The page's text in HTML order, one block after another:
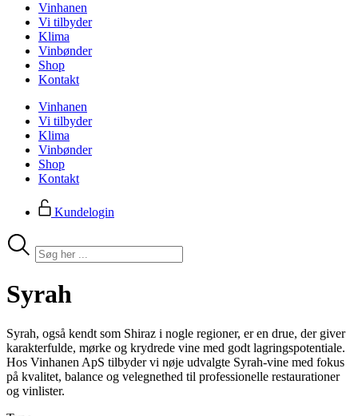
Vinhanen
Vi tilbyder
Klima
Vinbønder
Shop
Kontakt
Vinhanen
Vi tilbyder
Klima
Vinbønder
Shop
Kontakt
Kundelogin
Search
...
Syrah
Syrah, også kendt som Shiraz i nogle regioner, er en drue, der giver
karakterfulde, mørke og krydrede vine med godt lagringspotentiale.
Hos Vinhanen ApS tilbyder vi nøje udvalgte Syrah-vine med fokus
på kvalitet, balance og velegnethed til professionelle restaurationer
og vinlister.